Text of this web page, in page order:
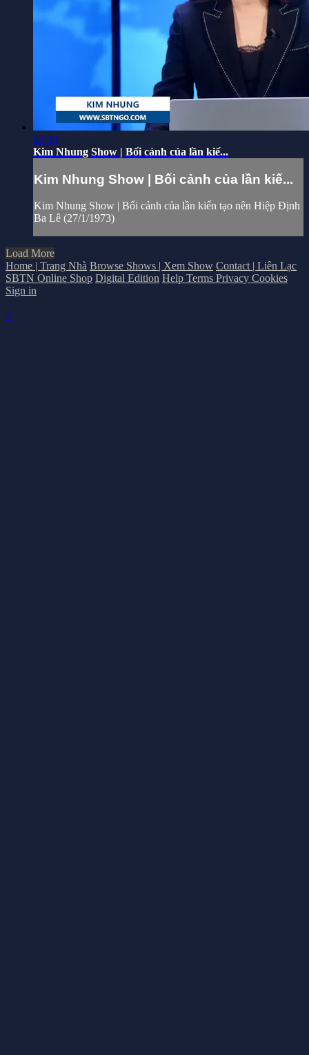
25:39
Kim Nhung Show | Bối cảnh của lần kiế...
Kim Nhung Show | Bối cảnh của lần kiế...
Kim Nhung Show | Bối cảnh của lần kiến tạo nên Hiệp Định
Ba Lê (27/1/1973)
Load More
Home | Trang Nhà Browse Shows | Xem Show Contact | Liên Lạc
SBTN Online Shop Digital Edition Help Terms Privacy Cookies
Sign in
×